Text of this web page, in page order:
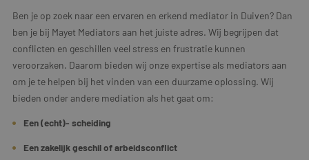
Ben je op zoek naar een ervaren en erkend mediator in Duiven? Dan
ben je bij Mayet Mediators aan het juiste adres. Wij begrijpen dat
conflicten en geschillen veel stress en frustratie kunnen
veroorzaken. Daarom bieden wij onze expertise als mediators aan
om je te helpen bij het vinden van een duurzame oplossing. Wij
bieden onder andere mediation als het gaat om:
Een (echt)- scheiding
Een zakelijk geschil of arbeidsconflict